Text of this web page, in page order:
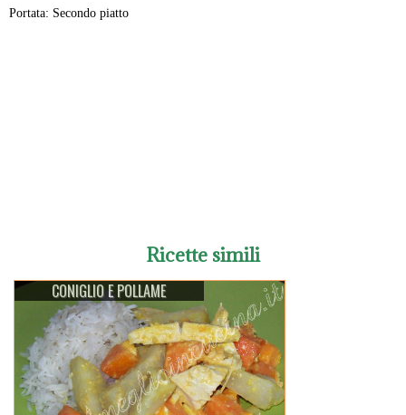
Portata: Secondo piatto
Ricette simili
CONIGLIO E POLLAME